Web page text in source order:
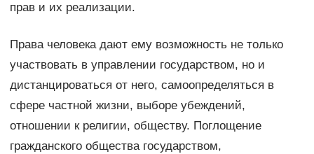
прав и их реализации.
Права человека дают ему возможность не только
участвовать в управлении государством, но и
дистанцироваться от него, самоопределяться в
сфере частной жизни, выборе убеждений,
отношении к религии, обществу. Поглощение
гражданского общества государством,